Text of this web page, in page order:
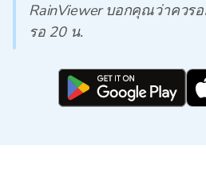
RainViewer บอกคุณว่าควร
รอ 20 น.